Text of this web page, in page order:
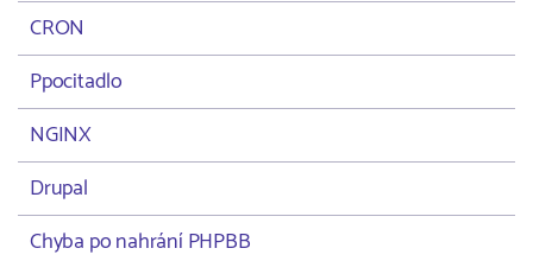
CRON
Ppocitadlo
NGINX
Drupal
Chyba po nahrání PHPBB